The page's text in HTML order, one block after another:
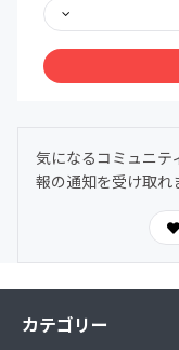
④moirai モイライ
展できる。
※イベントの企画、
ー)が必要になる場
⑤取材メディアへ
介。
⑥コミニュティ内
⑧コミュニティメン
せ。
気になるコミュニテ
報の通知を受け取れ
カテゴリー